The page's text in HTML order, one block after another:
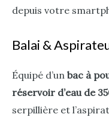
depuis votre
Balai &
Équipé d’un bac à
réservoir d’eau de
serpillière et